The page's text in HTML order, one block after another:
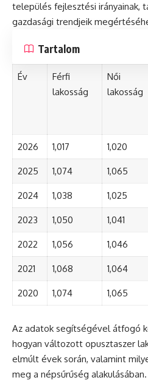
település fejlesztési irányainak,
gazdasági trendjeik
Tartalom
Év
Férfi
lakosság
Női
lakosság
2026 1,017 1,020
2025 1,074 1,065
2024 1,038 1,025
2023 1,050 1,041
2022 1,056 1,046
2021 1,068 1,064
2020 1,074 1,065
Az adatok segítségével átfogó
hogyan változott opusztaszer
elmúlt évek során, valamint
meg a népsűrűség alakulásában.